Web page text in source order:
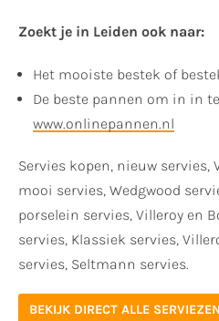
Zoekt je in Leiden ook naar:
Het mooiste bestek of
De beste pannen om in in
www.onlinepannen.nl
Servies kopen, nieuw servies,
mooi servies, Wedgwood
porselein servies, Villeroy en
servies, Klassiek servies,
servies, Seltmann servies.
BEKIJK DIRECT ALLE SERVIEZEN